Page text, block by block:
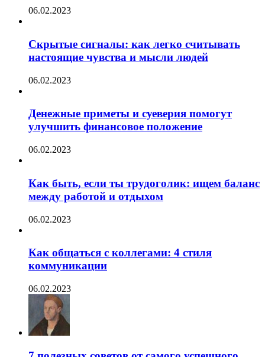
06.02.2023
Скрытые сигналы: как легко считывать
настоящие чувства и мысли людей
06.02.2023
Денежные приметы и суеверия помогут
улучшить финансовое положение
06.02.2023
Как быть, если ты трудоголик: ищем баланс
между работой и отдыхом
06.02.2023
Как общаться с коллегами: 4 стиля
коммуникации
06.02.2023